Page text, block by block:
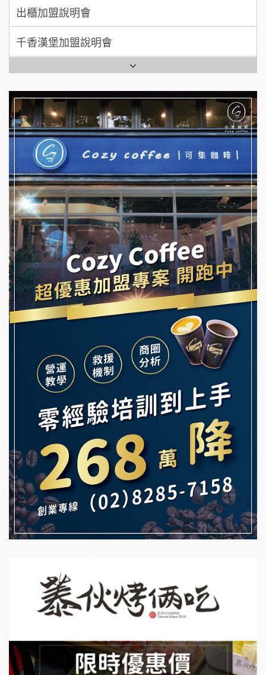
拾鑶火鍋加盟說明會
全家加盟說明會
台灣G湯加盟說明會
彭富貴加盟說明會
NU PASTA義大利麵加盟說明會
潮鍋癮加盟說明會
蓁伙烤倆吃加盟說明會
霏等茶加盟說明會
早安山丘加盟說明會
冰封仙果加盟說明會
Ramble Café 漫步藍咖啡加盟說明會
微風亭鐵板燒加盟說明會
鮮茶道加盟說明會
【曉妍美妝】誠徵行政櫃檯
自助洗衣店誠徵代洗收送人員(台中市)
MUSHEN徵SPA美容芳療師
日十。早午食加盟說明會
拾鑶火鍋加盟說明會
千香漢堡加盟說明會
七盞茶加盟說明會
拉亞漢堡加盟說明會
杜芳子古味茶鋪加盟說明會
優握握×酸奶大獅加盟說明會
冬城門加盟說明會
拾鑶火鍋加盟說明會
阿性情趣無人販售所加盟明會
龍涎居好湯加盟說明會
舒油頭加盟說明會
韓金量加盟說明會
Mr.Wish加盟說明會
白鬍泡泡 BOHO POPO加盟說明會
雞咕雞咕加盟說明會
TEA TOP加盟說明會
珍好味臭臭鍋加盟說明會
藍象廷泰式火鍋加盟說明會
上宇林加盟說明會
莫尼早餐Morni加盟說明會
手作功夫茶加盟說明會
SHARE TEA歇腳亭加盟說明會